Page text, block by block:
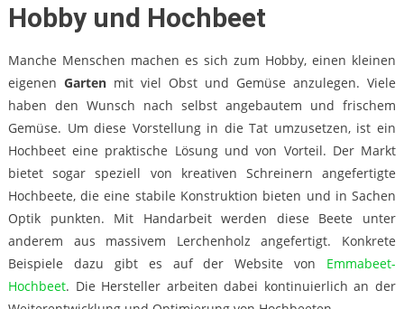
Hobby und Hochbeet
Manche Menschen machen es sich zum Hobby, einen kleinen
eigenen Gartenmit viel Obst und Gemüse anzulegen. Viele
haben den Wunsch nach selbst angebautem und frischem
Gemüse. Um diese Vorstellung in die Tat umzusetzen, ist ein
Hochbeet eine praktische Lösung und von Vorteil. Der Markt
bietet sogar speziell von kreativen Schreinern angefertigte
Hochbeete, die eine stabile Konstruktion bieten und in Sachen
Optik punkten. Mit Handarbeit werden diese Beete unter
anderem aus massivem Lerchenholz angefertigt. Konkrete
Beispiele dazu gibt es auf der Website von Emmabeet-
Hochbeet. Die Hersteller arbeiten dabei kontinuierlich an der